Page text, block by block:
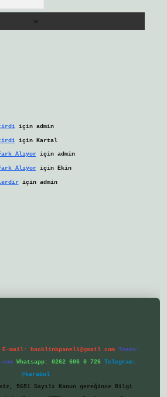
için admin
için Kartal
Alıyoriçin admin
Alıyoriçin Ekin
için admin
E-mail: backlinkpaneli@gmail.com Teams:
Whatsapp: 0262 606 0 726 Telegram:
@karabul
5651 Sayılı Kanun gereğince Bilgi